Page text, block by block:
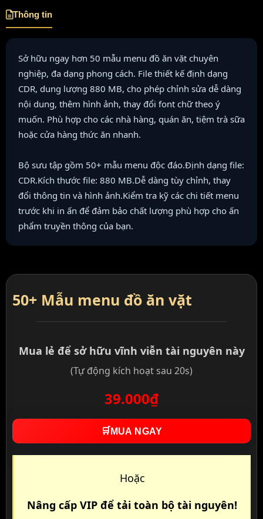
Thông tin
Sở hữu ngay hơn 50 mẫu menu đồ ăn vặt chuyên
nghiệp, đa dạng phong cách. File thiết kế định dạng
CDR, dung lượng 880 MB, cho phép chỉnh sửa dễ dàng
nội dung, thêm hình ảnh, thay đổi font chữ theo ý
muốn. Phù hợp cho các nhà hàng, quán ăn, tiệm trà sữa
hoặc cửa hàng thức ăn nhanh.
Bộ sưu tập gồm 50+ mẫu menu độc đáo.Định dạng file:
CDR.Kích thước file: 880 MB.Dễ dàng tùy chỉnh, thay
đổi thông tin và hình ảnh.Kiểm tra kỹ các chi tiết menu
trước khi in ấn để đảm bảo chất lượng phù hợp cho ấn
phẩm truyền thông của bạn.
50+ Mẫu menu đồ ăn vặt
Mua lẻ để sở hữu vĩnh viễn tài nguyên này
(Tự động kích hoạt sau 20s)
39.000₫
🛒 MUA NGAY
Hoặc
Nâng cấp VIP để tải toàn bộ tài nguyên!